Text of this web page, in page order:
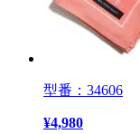
型番：34606
¥4,980